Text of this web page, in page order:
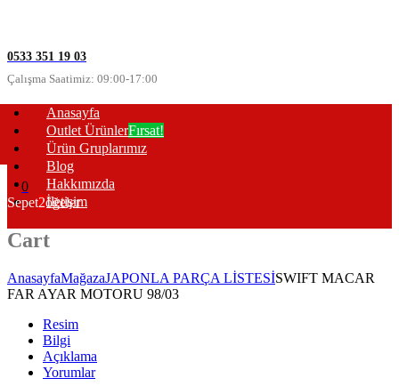
0533 351 19 03
Çalışma Saatimiz: 09:00-17:00
Anasayfa
Outlet ÜrünlerFırsat!
Ürün Gruplarımız
Blog
Hakkımızda
İletişim
0
Sepet2öğeler
Cart
AnasayfaMağazaJAPONLA PARÇA LİSTESİSWIFT MACAR
FAR AYAR MOTORU 98/03
Resim
Bilgi
Açıklama
Yorumlar